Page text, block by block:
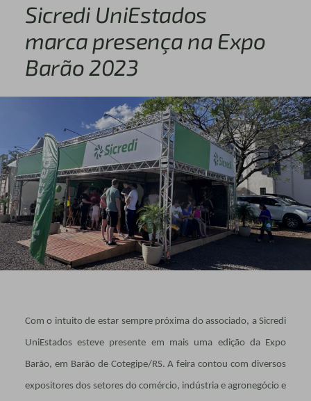
Sicredi UniEstados
marca presença na Expo
Barão 2023
Com o intuito de estar sempre próxima do associado, a Sicredi
UniEstados esteve presente em mais uma edição da Expo
Barão, em Barão de Cotegipe/RS. A feira contou com diversos
expositores dos setores do comércio, indústria e agronegócio e